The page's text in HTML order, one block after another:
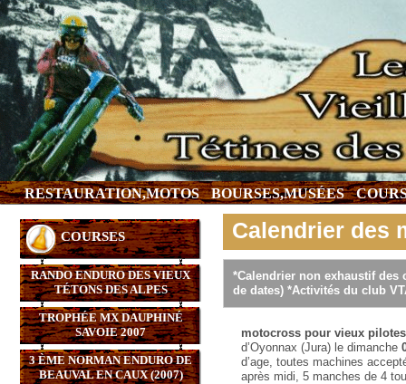
RESTAURATION,MOTOS BOURSES,MUSÉES
COURSES
RANDO ENDURO DES VIEUX
TÉTONS DES ALPES
TROPHÉE MX DAUPHINÉ
SAVOIE 2007
3 ÈME NORMAN ENDURO DE
BEAUVAL EN CAUX (2007)
Calendrier des
*Calendrier non exhaustif des
de dates) *Activités du club
motocross pour vieux pilotes
d’Oyonnax (Jura) le dimanche
d’age, toutes machines
après midi, 5 manches de 4